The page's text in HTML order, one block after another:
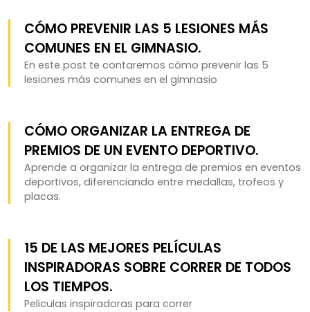
CÓMO PREVENIR LAS 5 LESIONES MÁS
COMUNES EN EL GIMNASIO.
En este post te contaremos cómo prevenir las 5
lesiones más comunes en el gimnasio
CÓMO ORGANIZAR LA ENTREGA DE
PREMIOS DE UN EVENTO DEPORTIVO.
Aprende a organizar la entrega de premios en eventos
deportivos, diferenciando entre medallas, trofeos y
placas.
15 DE LAS MEJORES PELÍCULAS
INSPIRADORAS SOBRE CORRER DE TODOS
LOS TIEMPOS.
Peliculas inspiradoras para correr